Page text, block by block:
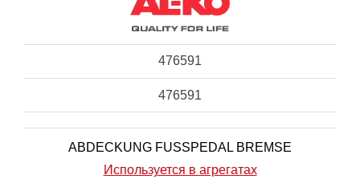
476591
476591
ABDECKUNG FUSSPEDAL BREMSE
Используется в агрегатах